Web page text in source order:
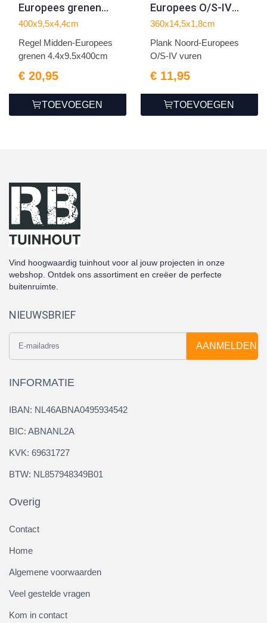
Europees grenen
4.4x9.5x400cm
400x9,5x4,4cm
Regel Midden-Europees
grenen 4.4x9.5x400cm
€ 20,95
TOEVOEGEN
Europees O/S-IV
vuren
360x14,5x1,8cm
Plank Noord-Europees
O/S-IV vuren
€ 11,95
TOEVOEGEN
Vind hoogwaardig tuinhout voor al jouw projecten in onze
webshop. Ontdek ons assortiment en creëer de perfecte
buitenruimte.
NIEUWSBRIEF
AANMELDEN
INFORMATIE
IBAN: NL46ABNA0495934542
BIC: ABNANL2A
KVK: 69631727
BTW: NL857948349B01
Overig
Contact
Home
Algemene voorwaarden
Veel gestelde vragen
Kom in contact